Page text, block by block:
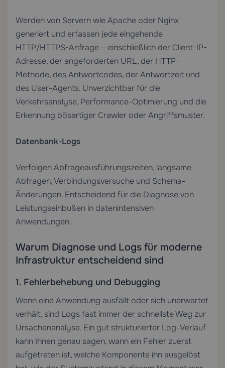
Werden von Servern wie Apache oder Nginx
generiert und erfassen jede eingehende
HTTP/HTTPS-Anfrage – einschließlich der Client-IP-
Adresse, der angeforderten URL, der HTTP-
Methode, des Antwortcodes, der Antwortzeit und
des User-Agents. Unverzichtbar für die
Verkehrsanalyse, Performance-Optimierung und die
Erkennung bösartiger Crawler oder Angriffsmuster.
Datenbank-Logs
Verfolgen Abfrageausführungszeiten, langsame
Abfragen, Verbindungsversuche und Schema-
Änderungen. Entscheidend für die Diagnose von
Leistungseinbußen in datenintensiven
Anwendungen.
Warum Diagnose und Logs für moderne
Infrastruktur entscheidend sind
1. Fehlerbehebung und Debugging
Wenn eine Anwendung ausfällt oder sich unerwartet
verhält, sind Logs fast immer der schnellste Weg zur
Ursachenanalyse. Ein gut strukturierter Log-Verlauf
kann Ihnen genau sagen, wann ein Fehler zuerst
aufgetreten ist, welche Komponente ihn ausgelöst